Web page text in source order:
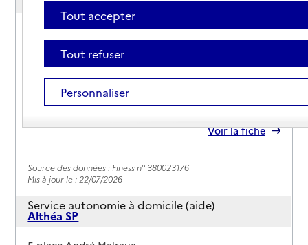
Adresse
37 avenue Félix Viallet
38000-Grenoble
04 76 27 09 09
Contact
Voir la fiche
Source des données : Finess n° 380023176
Mis à jour le : 22/07/2026
Service autonomie à domicile (aide)
Althéa SP
Tout accepter
Tout refuser
Personnaliser